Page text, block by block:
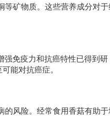
等矿物质。这些营养成分对
免疫力和抗癌特性已得到研
能对抗癌症。
的风险。经常食用香菇有助